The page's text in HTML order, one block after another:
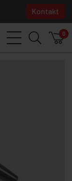
Kontakt
0